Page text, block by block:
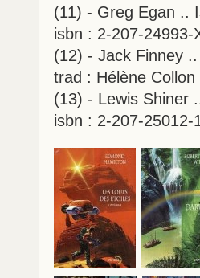
(11) - Greg Egan ..
isbn : 2-207-24993-
(12) - Jack Finney
trad : Hélène
(13) - Lewis Shiner
isbn : 2-207-25012-